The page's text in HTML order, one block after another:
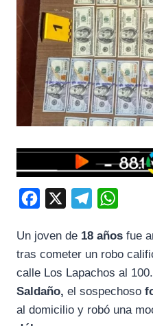
c
e
b
l
e
g
a
t
s
Un joven de 18 años fue
tras cometer un robo
calle Los Lapachos al
Saldaño, el sospechoso
al domicilio y robó una